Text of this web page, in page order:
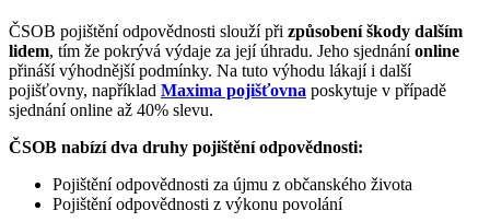
ČSOB pojištění odpovědnosti slouží při způsobení škody dalším
lidem, tím že pokrývá výdaje za její úhradu. Jeho sjednáníonline
přináší výhodnější podmínky. Na tuto výhodu lákají i další
pojišťovny, například Maxima pojišťovna poskytuje v případě
sjednání online až 40% slevu.
ČSOB nabízí dva druhy pojištění odpovědnosti:
Pojištění odpovědnosti za újmu z občanského života
Pojištění odpovědnosti z výkonu povolání